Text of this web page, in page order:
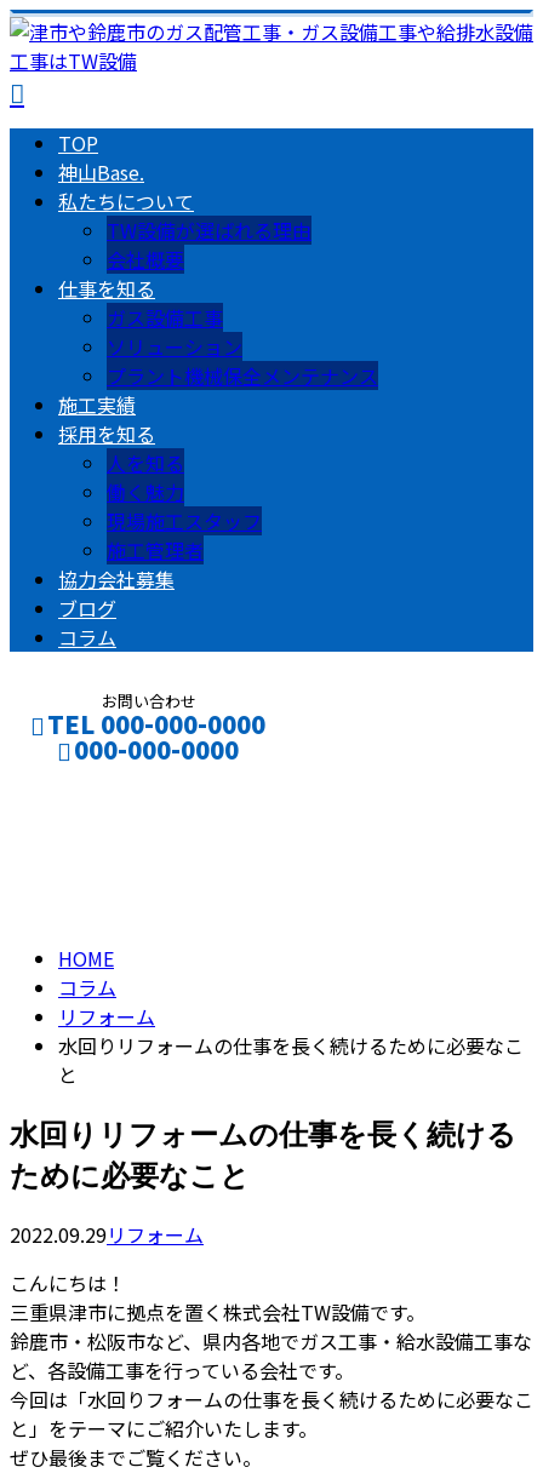
TOP
神山Base.
私たちについて
TW設備が選ばれる理由
会社概要
仕事を知る
ガス設備工事
ソリューション
プラント機械保全メンテナンス
施工実績
採用を知る
人を知る
働く魅力
現場施工スタッフ
施工管理者
協力会社募集
ブログ
コラム
お問い合わせ
TEL 000-000-0000
000-000-0000
HOME
コラム
リフォーム
水回りリフォームの仕事を長く続けるために必要なこ
と
水回りリフォームの仕事を長く続ける
ために必要なこと
2022.09.29リフォーム
こんにちは！
三重県津市に拠点を置く株式会社TW設備です。
鈴鹿市・松阪市など、県内各地でガス工事・給水設備工事な
ど、各設備工事を行っている会社です。
今回は「水回りフォームの仕事を長く続けるために必要なこ
と」をテーマにご紹介いたします。
ぜひ最後までご覧ください。